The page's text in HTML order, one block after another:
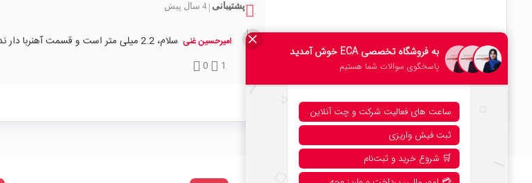
پشتیبانی 4 سال پیش
امیرحسین غنی سلام، 2.2 میلی متر است و قسمت آهنربا دار ندارد.
1
0